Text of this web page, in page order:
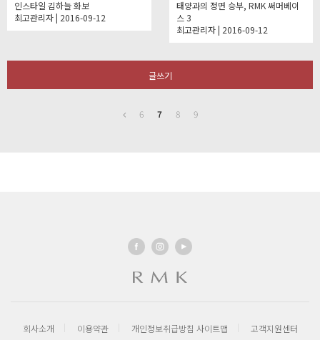
인스타일 김하늘 화보
최고관리자 | 2016-09-12
태양과의 정면 승부, RMK 써머베이
스 3
최고관리자 | 2016-09-12
글쓰기
6 7 8 9
회사소개 이용약관 개인정보취급방침 사이트맵 고객지원센터